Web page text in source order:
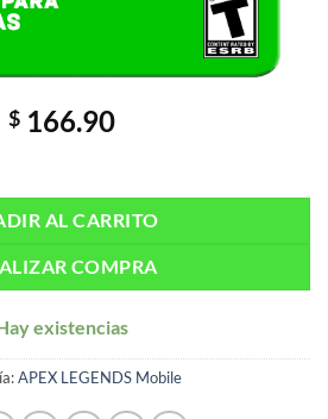
$ 166.90
AL CARRITO
COMPRA
existencias
APEX LEGENDS Mobile